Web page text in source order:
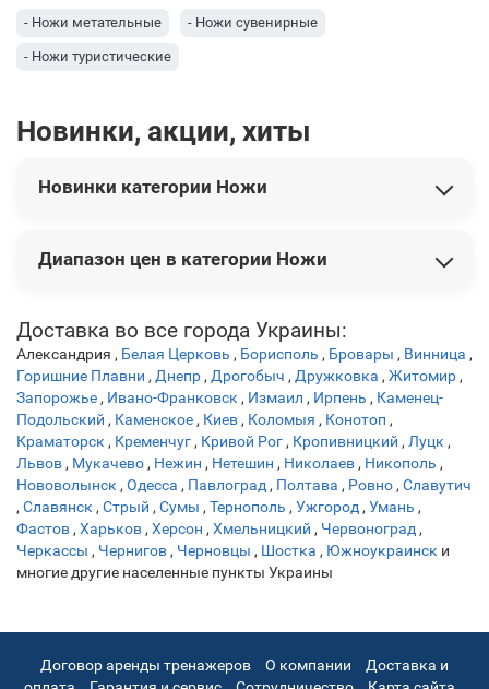
- Ножи метательные - Ножи сувенирные
- Ножи туристические
Новинки, акции, хиты
Новинки категории Ножи
Нож Buck "Kalinga®" 2021 Limited 19 740 грн
150 грн
Нож Fallkniven ТК5 "Tre Kronor de Luxe hunter" 3G 22 680
Нож Boker "Tiger-Damast"23 112 грн
Диапазон цен в категории Ножи
Доставка во все города Украины:
Александрия , Белая Церковь , Борисполь , Бровары , Винница ,
Горишние Плавни , Днепр, Дрогобыч , Дружковка , Житомир,
Запорожье, Ивано-Франковск , Измаил , Ирпень , Каменец-
Подольский , Каменское, Киев, Коломыя , Конотоп ,
Краматорск , Кременчуг, Кривой Рог, Кропивницкий , Луцк ,
Львов, Мукачево, Нежин , Нетешин , Николаев, Никополь ,
Нововолынск , Одесса , Павлоград, Полтава , Ровно, Славутич
, Славянск , Стрый , Сумы , Тернополь , Ужгород, Умань ,
Фастов, Харьков, Херсон , Хмельницкий , Червоноград,
Черкассы , Чернигов, Черновцы , Шостка , Южноукраинск и
многие другие населенные пункты Украины
Договор аренды тренажеров О компании
Доставка и